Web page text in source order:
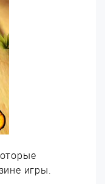
игры.